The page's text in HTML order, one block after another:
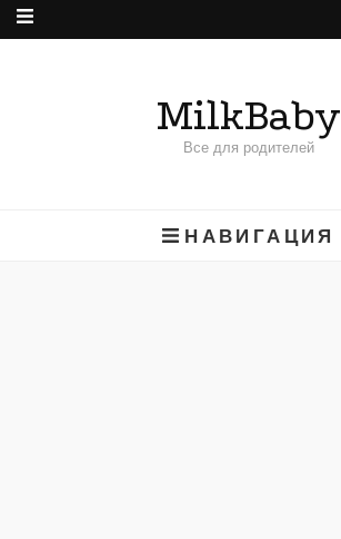
MilkBaby
Все для родителей
НАВИГАЦИЯ